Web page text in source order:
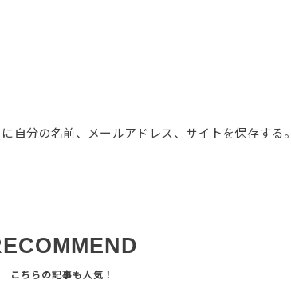
自分の名前、メールアドレス、サイトを保存する。